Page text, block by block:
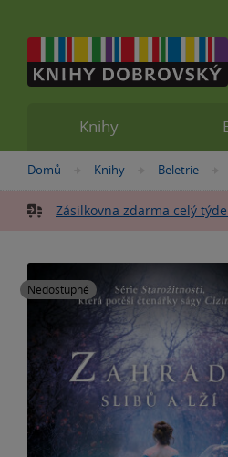
Nacházíte
zde:
Domů »
Knihy »
Beletrie
Zásilkovna zdarma celý
Nedostupné
Knihy